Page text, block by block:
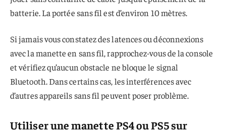
batterie. La portée sans fil est d’environ 10 mètres.
Si jamais vous constatez des latences ou déconnexions
avec la manette en sans fil, rapprochez-vous de la console
et vérifiez qu’aucun obstacle ne bloque le signal
Bluetooth. Dans certains cas, les interférences avec
d’autres appareils sans fil peuvent poser problème.
Utiliser une manette PS4 ou PS5 sur